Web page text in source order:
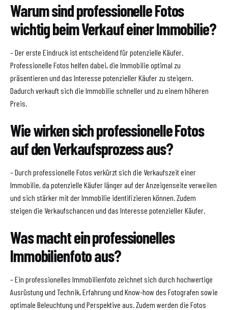
Warum sind professionelle Fotos
wichtig beim Verkauf einer Immobilie?
– Der erste Eindruck ist entscheidend für potenzielle Käufer.
Professionelle Fotos helfen dabei, die Immobilie optimal zu
präsentieren und das Interesse potenzieller Käufer zu steigern.
Dadurch verkauft sich die Immobilie schneller und zu einem höheren
Preis.
Wie wirken sich professionelle Fotos
auf den Verkaufsprozess aus?
– Durch professionelle Fotos verkürzt sich die Verkaufszeit einer
Immobilie, da potenzielle Käufer länger auf der Anzeigenseite verweilen
und sich stärker mit der Immobilie identifizieren können. Zudem
steigen die Verkaufschancen und das Interesse potenzieller Käufer.
Was macht ein professionelles
Immobilienfoto aus?
– Ein professionelles Immobilienfoto zeichnet sich durch hochwertige
Ausrüstung und Technik, Erfahrung und Know-how des Fotografen sowie
optimale Beleuchtung und Perspektive aus. Zudem werden die Fotos